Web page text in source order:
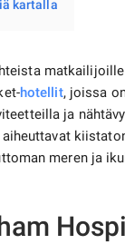
kartalla
matkailijoille
hotellit, joissa
ja
aiheuttavat
meren ja